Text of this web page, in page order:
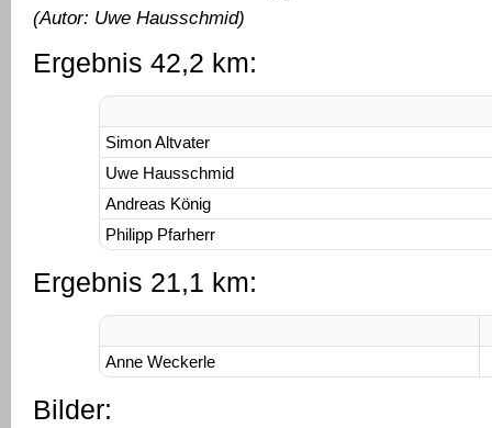
(Autor: Uwe Hausschmid)
Ergebnis 42,2 km:
Simon Altvater
Uwe Hausschmid
Andreas König
Philipp Pfarherr
Ergebnis 21,1 km:
Anne Weckerle
Bilder: